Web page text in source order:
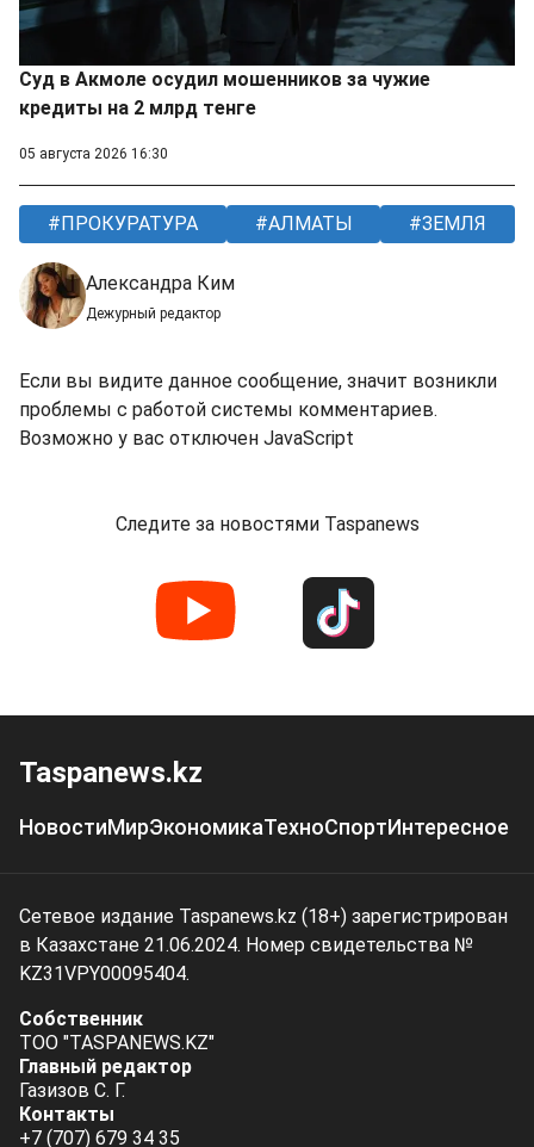
Суд в Акмоле осудил мошенников за чужие
кредиты на 2 млрд тенге
05 августа 2026 16:30
ПРОКУРАТУРА АЛМАТЫ ЗЕМЛЯ
Александра Ким
Дежурный редактор
Если вы видите данное сообщение, значит возникли
проблемы с работой системы комментариев.
Возможно у вас отключен JavaScript
Следите за новостями Taspanews
Taspanews.kz
НовостиМирЭкономикаТехноСпортИнтересное
Сетевое издание Taspanews.kz (18+) зарегистрирован
в Казахстане 21.06.2024. Номер свидетельства №
KZ31VPY00095404.
Собственник
ТОО "TASPANEWS.KZ"
Главный редактор
Газизов С. Г.
Контакты
+7 (707) 679 34 35